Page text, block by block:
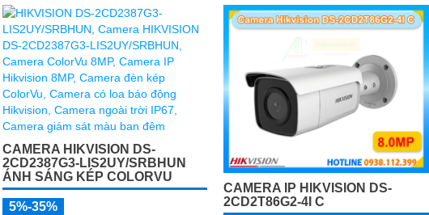
CAMERA HIKVISION DS-
2CD2387G3-LIS2UY/SRBHUN
ÁNH SÁNG KÉP COLORVU
5%-35%
CAMERA IP HIKVISION DS-
2CD2T86G2-4I C